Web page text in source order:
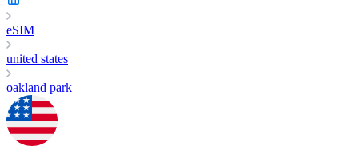
eSIM
united states
oakland park